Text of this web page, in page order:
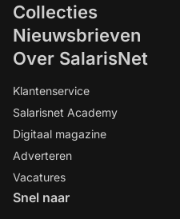
Collecties
Nieuwsbrieven
Over SalarisNet
Klantenservice
Salarisnet Academy
Digitaal magazine
Adverteren
Vacatures
Snel naar